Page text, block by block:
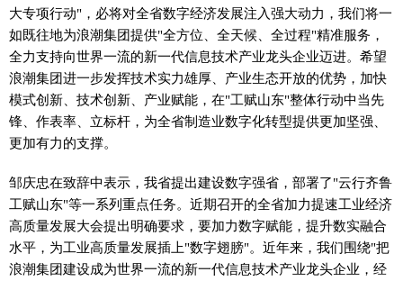
大专项行动"，必将对全省数字经济发展注入强大动力，我们将一
如既往地为浪潮集团提供"全方位、全天候、全过程"精准服务，
全力支持向世界一流的新一代信息技术产业龙头企业迈进。希望
浪潮集团进一步发挥技术实力雄厚、产业生态开放的优势，加快
模式创新、技术创新、产业赋能，在"工赋山东"整体行动中当先
锋、作表率、立标杆，为全省制造业数字化转型提供更加坚强、
更加有力的支撑。
邹庆忠在致辞中表示，我省提出建设数字强省，部署了"云行齐鲁
工赋山东"等一系列重点任务。近期召开的全省加力提速工业经济
高质量发展大会提出明确要求，要加力数字赋能，提升数实融合
水平，为工业高质量发展插上"数字翅膀"。近年来，我们围绕"把
浪潮集团建设成为世界一流的新一代信息技术产业龙头企业，经